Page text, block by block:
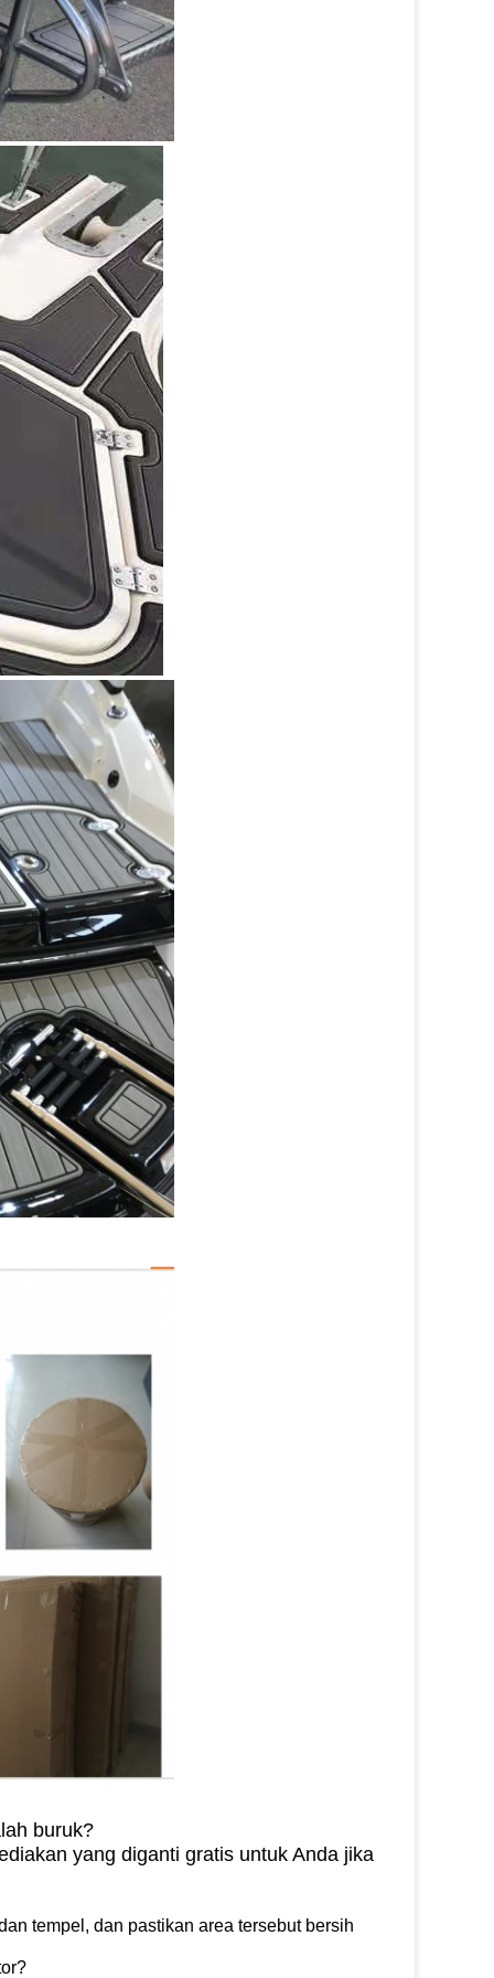
buruk?
yang diganti gratis untuk Anda jika
tempel, dan pastikan area tersebut bersih